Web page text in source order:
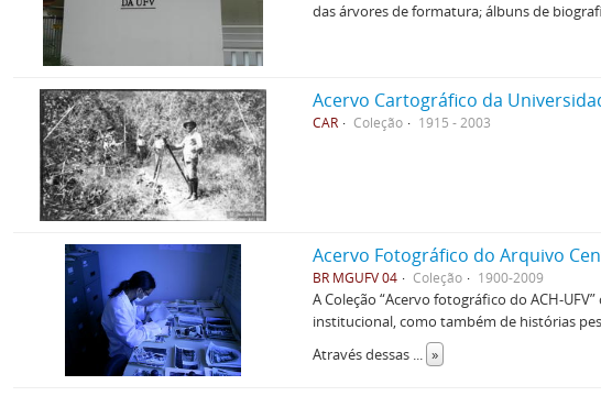
das árvores de formatura; álbuns de
Acervo Cartográfico da
CAR Coleção 1915 - 2003
Acervo Fotográfico do Arquivo
BR MGUFV 04 Coleção 1900-2009
A Coleção “Acervo fotográfico do ACH-
institucional, como também de histórias
Através dessas ... »